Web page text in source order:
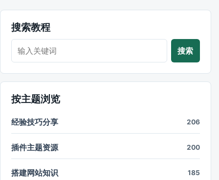
搜索教程
搜索教程
搜索
按主题浏览
经验技巧分享 206
插件主题资源 200
搭建网站知识 185